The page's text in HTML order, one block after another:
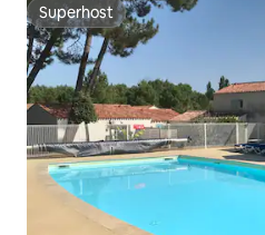
Superhost
Superhost